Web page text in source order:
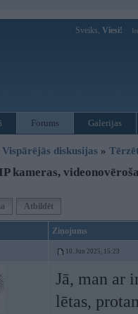
Sveiks, Viesi!
Forums Galerijas
Vispārējās diskusijas »
kameras,
Atbildēt
Ziņojums
10. Jun 2025, 15:23
Jā, man ar
lētas,